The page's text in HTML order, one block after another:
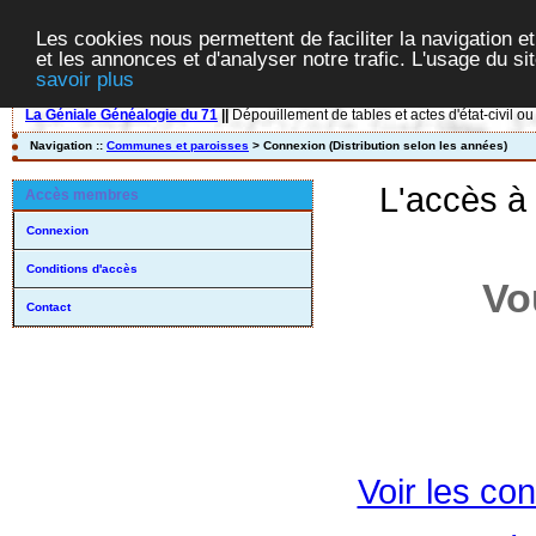
Les cookies nous permettent de faciliter la navigation
et les annonces et d'analyser notre trafic. L'usage du
savoir plus
La Géniale Généalogie du 71 Dépouillement de tables et actes d'état-civil
Navigation :: Communes et paroisses > Connexion (Distribution selon les années)
Accès membres
Connexion
Conditions d'accès
Contact
L'accès
Voir les